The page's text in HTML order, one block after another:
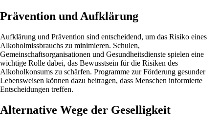
Prävention und Aufklärung
Aufklärung und Prävention sind entscheidend, um das Risiko eines
Alkoholmissbrauchs zu minimieren. Schulen,
Gemeinschaftsorganisationen und Gesundheitsdienste spielen eine
wichtige Rolle dabei, das Bewusstsein für die Risiken des
Alkoholkonsums zu schärfen. Programme zur Förderung gesunder
Lebensweisen können dazu beitragen, dass Menschen informierte
Entscheidungen treffen.
Alternative Wege der Geselligkeit